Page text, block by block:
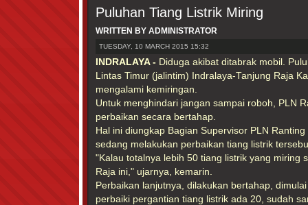
Puluhan Tiang Listrik Miring
WRITTEN BY ADMINISTRATOR
TUESDAY, 10 MARCH 2015 15:32
INDRALAYA - Diduga akibat ditabrak mobil.
Lintas Timur (jalintim) Indralaya-Tanjung Raja
mengalami kemiringan.
Untuk menghindari jangan sampai roboh, PLN
perbaikan secara bertahap.
Hal ini diungkap Bagian Supervisor PLN
sedang melakukan perbaikan tiang listrik
"Kalau totalnya lebih 50 tiang listrik yang miring
Raja ini," ujarnya, kemarin.
Perbaikan lanjutnya, dilakukan bertahap,
perbaiki pergantian tiang listrik ada 20, sudah